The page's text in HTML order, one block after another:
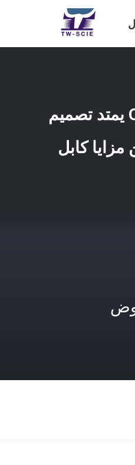
كابل الألياف البصرية ذاتي الدعم من OEM يمتد تصميم
إلى 150 مترًا من مزايا كابل